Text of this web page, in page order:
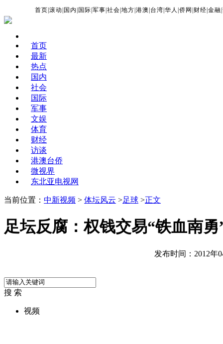
首页 |滚动 国内 国际 |军事 |社会 |地方 |港澳 台湾 |华人 |侨网 财经 |金融 |
首页
最新
热点
国内
社会
国际
军事
文娱
体育
财经
访谈
港澳台侨
微视界
东北亚电视网
当前位置： 中新视频 > 体坛风云 >足球 >正文
足坛反腐：权钱交易“铁血南
发布时间：2012年
搜 索
视频